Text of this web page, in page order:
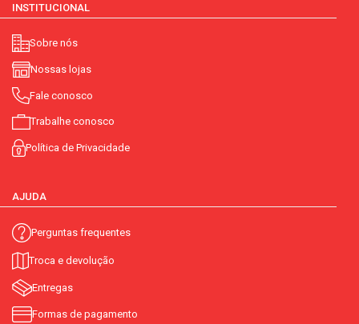
INSTITUCIONAL
Sobre nós
Nossas lojas
Fale conosco
Trabalhe conosco
Política de Privacidade
AJUDA
Perguntas frequentes
Troca e devolução
Entregas
Formas de pagamento